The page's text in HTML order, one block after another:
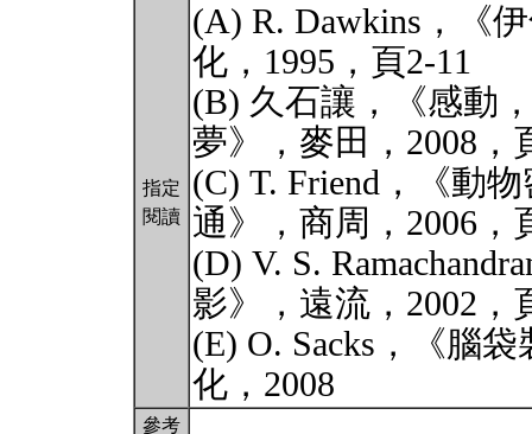
指定
閱讀
(A) R. Dawkins，《
化，1995，頁2-11
(B) 久石讓，《感動
夢》，麥田，2008，
(C) T. Friend，《動
通》，商周，2006，
(D) V. S.
影》，遠流，2002，
(E) O. Sacks，《腦
化，2008
參考